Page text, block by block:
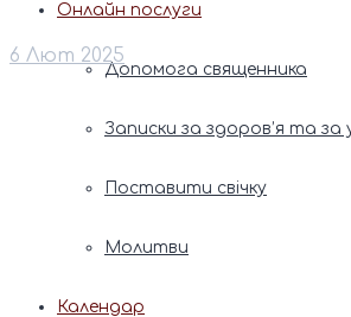
Онлайн послуги
Допомога священника
Записки за здоров’я та за
Поставити свічку
Молитви
Календар
6 Лют 2025